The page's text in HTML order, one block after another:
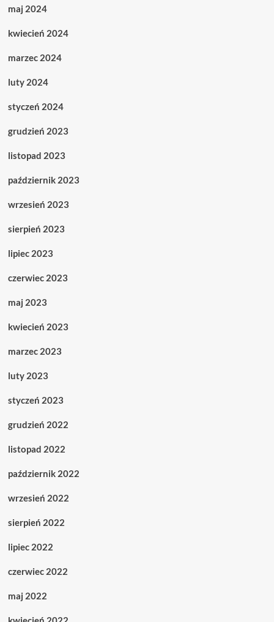
maj 2024
kwiecień 2024
marzec 2024
luty 2024
styczeń 2024
grudzień 2023
listopad 2023
październik 2023
wrzesień 2023
sierpień 2023
lipiec 2023
czerwiec 2023
maj 2023
kwiecień 2023
marzec 2023
luty 2023
styczeń 2023
grudzień 2022
listopad 2022
październik 2022
wrzesień 2022
sierpień 2022
lipiec 2022
czerwiec 2022
maj 2022